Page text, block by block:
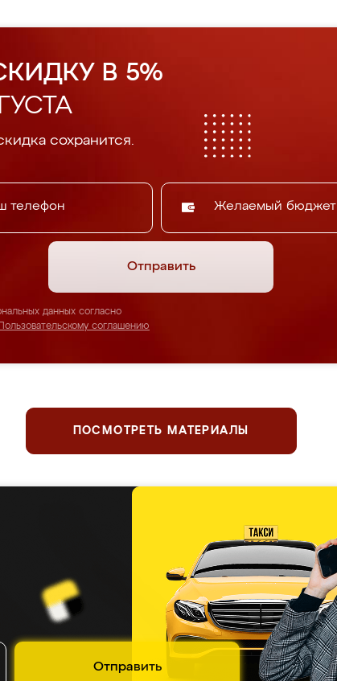
В 5%
сохранится.
Желаемый бюджет
Отправить
данных согласно
Пользовательскому соглашению
ПОСМОТРЕТЬ МАТЕРИАЛЫ
Отправить